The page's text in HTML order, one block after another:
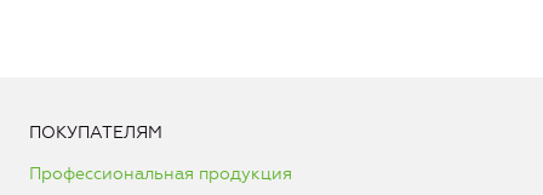
ПОКУПАТЕЛЯМ
Профессиональная продукция